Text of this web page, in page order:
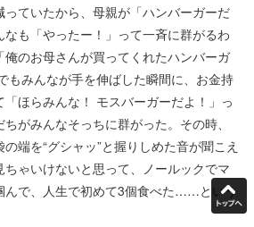
ていたから、母親が「ハンバーガーだ
なも「やったー！」って一斉に群がるわ
のお母さんが買ってくれたハンバーガ
もみんなが手を伸ばした瞬間に、お金持
ほらみんな！ モスバーガーだよ！」っ
がみんなそっちに群がった。その時、
端を“グシャッ”と握りしめた音が聞こえ
ゃいけないと思って、ノールックでマ
んで、人生で初めて3個食べた……という